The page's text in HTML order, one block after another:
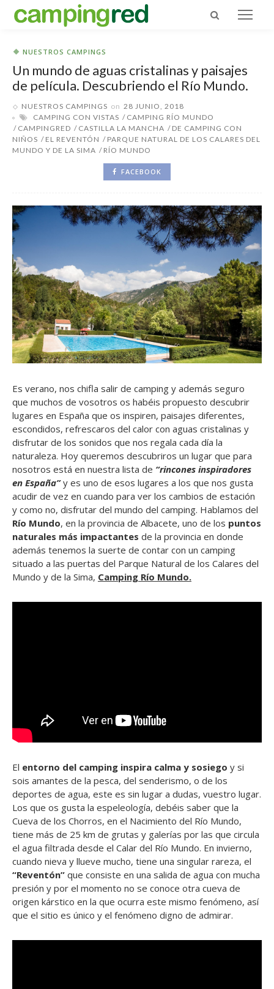
NUESTROS CAMPINGS
Un mundo de aguas cristalinas y paisajes
de película. Descubriendo el Río Mundo.
NUESTROS CAMPINGS on 28 JUNIO, 2018
CAMPING CON VISTAS
CAMPING RÍO MUNDO
CAMPINGRED
CASTILLA LA MANCHA
DE CAMPING CON
NIÑOS
EL REVENTÓN
PARQUE NATURAL DE LOS CALARES DEL
MUNDO Y DE LA SIMA
RÍO MUNDO
FACEBOOK
Es verano, nos chifla salir de camping y además seguro
que muchos de vosotros os habéis propuesto descubrir
lugares en España que os inspiren, paisajes diferentes,
escondidos, refrescaros del calor con aguas cristalinas y
disfrutar de los sonidos que nos regala cada día la
naturaleza. Hoy queremos descubriros un lugar que para
nosotros está en nuestra lista de “rincones inspiradores
en España”y es uno de esos lugares a los que nos gusta
acudir de vez en cuando para ver los cambios de estación
y como no, disfrutar del mundo del camping. Hablamos del
Río Mundo, en la provincia de Albacete, uno de los puntos
naturales más impactantes de la provincia en donde
además tenemos la suerte de contar con un camping
situado a las puertas del Parque Natural de los Calares del
Mundo y de la Sima, Camping Río Mundo.
El entorno del camping inspira calma y sosiego y si
sois amantes de la pesca, del senderismo, o de los
deportes de agua, este es sin lugar a dudas, vuestro lugar.
Los que os gusta la espeleología, debéis saber que la
Cueva de los Chorros, en el Nacimiento del Río Mundo,
tiene más de 25 km de grutas y galerías por las que circula
el agua filtrada desde el Calar del Río Mundo. En invierno,
cuando nieva y llueve mucho, tiene una singular rareza, el
“Reventón” que consiste en una salida de agua con mucha
presión y por el momento no se conoce otra cueva de
origen kárstico en la que ocurra este mismo fenómeno, así
que el sitio es único y el fenómeno digno de admirar.